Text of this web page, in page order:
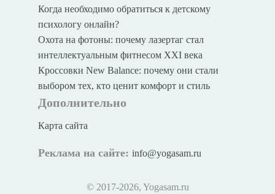
Когда необходимо обратиться к детскому
психологу онлайн?
Охота на фотоны: почему лазертаг стал
интеллектуальным фитнесом XXI века
Кроссовки New Balance: почему они стали
выбором тех, кто ценит комфорт и стиль
Дополнительно
Карта сайта
Реклама на сайте: info@yogasam.ru
© 2017-2026, Yogasam.ru